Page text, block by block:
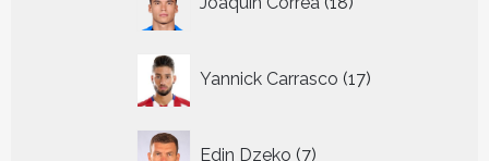
producten
Yannick Carrasco 17
producten
Edin Dzeko 7